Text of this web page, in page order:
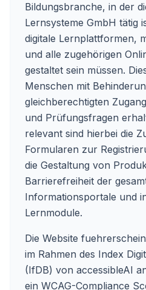
Bildungsbranche, in der
Lernsysteme GmbH tätig
digitale Lernplattformen,
und alle zugehörigen
gestaltet sein müssen.
Menschen mit
gleichberechtigten
und Prüfungsfragen
relevant sind hierbei die
Formularen zur
die Gestaltung von
Barrierefreiheit der
Informationsportale und
Lernmodule.
Die Website
im Rahmen des Index
(IfDB) von accessibleAI
ein WCAG-Compliance